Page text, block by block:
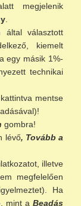
megjelenik
.
által választott
kiemelt
egy másik 1%-
technikai
mentse
gombra!
lévő, Tovább a
illetve
megfelelően
Ha
mint a Beadás